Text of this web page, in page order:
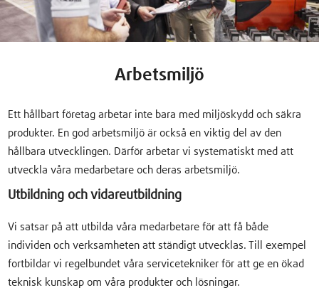
Arbetsmiljö
Ett hållbart företag arbetar inte bara med miljöskydd och säkra
produkter. En god arbetsmiljö är också en viktig del av den
hållbara utvecklingen. Därför arbetar vi systematiskt med att
utveckla våra medarbetare och deras arbetsmiljö.
Utbildning och vidareutbildning
Vi satsar på att utbilda våra medarbetare för att få både
individen och verksamheten att ständigt utvecklas. Till exempel
fortbildar vi regelbundet våra servicetekniker för att ge en ökad
teknisk kunskap om våra produkter och lösningar.